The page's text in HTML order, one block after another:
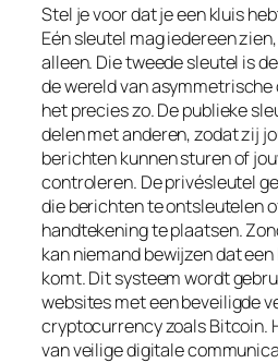
Stel je voor dat je een kluis
Eén sleutel mag iedereen
alleen. Die tweede sleutel is
de wereld van
het precies zo. De publieke
delen met anderen, zodat zij
berichten kunnen sturen of
controleren. De privésleutel
die berichten te ontsleutelen
handtekening te plaatsen.
kan niemand bewijzen dat
komt. Dit systeem wordt
websites met een beveiligde
cryptocurrency zoals Bitcoin.
van veilige digitale